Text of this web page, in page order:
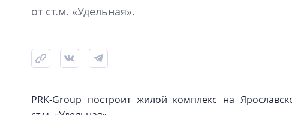
от ст.м. «Удельная».
PRK-Group построит жилой комплекс на